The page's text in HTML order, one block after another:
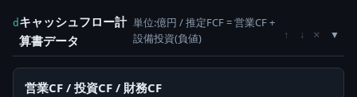
d キャッシュフロー計
算書データ
単位:億円 / 推定FCF = 営業CF +
設備投資(負値)
↑ ↓ ×
営業CF / 投資CF / 財務CF